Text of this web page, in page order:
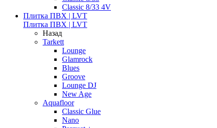
Classic 8/33 4V
Плитка ПВХ | LVT
Плитка ПВХ | LVT
Назад
Tarkett
Lounge
Glamrock
Blues
Groove
Lounge DJ
New Age
Aquafloor
Classic Glue
Nano